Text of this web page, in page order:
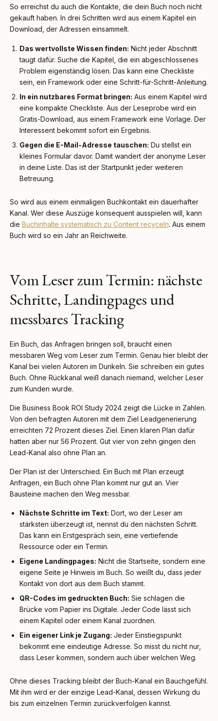
So erreichst du auch die Kontakte, die dein Buch noch nicht
gekauft haben. In drei Schritten wird aus einem Kapitel ein
Download, der Adressen einsammelt.
Das wertvollste Wissen finden: Nicht jeder Abschnitt
taugt dafür. Suche die Kapitel, die ein abgeschlossenes
Problem eigenständig lösen. Das kann eine Checkliste
sein, ein Framework oder eine Schritt-für-Schritt-Anleitung.
In ein nutzbares Format bringen: Aus einem Kapitel wird
eine kompakte Checkliste. Aus der Leseprobe wird ein
Gratis-Download, aus einem Framework eine Vorlage. Der
Interessent bekommt sofort ein Ergebnis.
Gegen die E-Mail-Adresse tauschen: Du stellst ein
kleines Formular davor. Damit wandert der anonyme Leser
in deine Liste. Das ist der Startpunkt jeder weiteren
Betreuung.
So wird aus einem einmaligen Buchkontakt ein dauerhafter
Kanal. Wer diese Auszüge konsequent ausspielen will, kann
die Buchinhalte systematisch zu Content recyceln. Aus einem
Buch wird so ein Jahr an Reichweite.
Vom Leser zum Termin: nächste
Schritte, Landingpages und
messbares Tracking
Ein Buch, das Anfragen bringen soll, braucht einen
messbaren Weg vom Leser zum Termin. Genau hier bleibt der
Kanal bei vielen Autoren im Dunkeln. Sie schreiben ein gutes
Buch. Ohne Rückkanal weiß danach niemand, welcher Leser
zum Kunden wurde.
Die Business Book ROI Study 2024 zeigt die Lücke in Zahlen.
Von den befragten Autoren mit dem Ziel Leadgenerierung
erreichten 72 Prozent dieses Ziel. Einen klaren Plan dafür
hatten aber nur 56 Prozent. Gut vier von zehn gingen den
Lead-Kanal also ohne Plan an.
Der Plan ist der Unterschied. Ein Buch mit Plan erzeugt
Anfragen, ein Buch ohne Plan kommt nur gut an. Vier
Bausteine machen den Weg messbar.
Nächste Schritte im Text: Dort, wo der Leser am
stärksten überzeugt ist, nennst du den nächsten Schritt.
Das kann ein Erstgespräch sein, eine vertiefende
Ressource oder ein Termin.
Eigene Landingpages: Nicht die Startseite, sondern eine
eigene Seite je Hinweis im Buch. So weißt du, dass jeder
Kontakt von dort aus dem Buch stammt.
QR-Codes im gedruckten Buch: Sie schlagen die
Brücke vom Papier ins Digitale. Jeder Code lässt sich
einem Kapitel oder einem Kanal zuordnen.
Ein eigener Link je Zugang: Jeder Einstiegspunkt
bekommt eine eindeutige Adresse. So misst du nicht nur,
dass Leser kommen, sondern auch über welchen Weg.
Ohne dieses Tracking bleibt der Buch-Kanal ein Bauchgefühl.
Mit ihm wird er der einzige Lead-Kanal, dessen Wirkung du
bis zum einzelnen Termin zurückverfolgen kannst.